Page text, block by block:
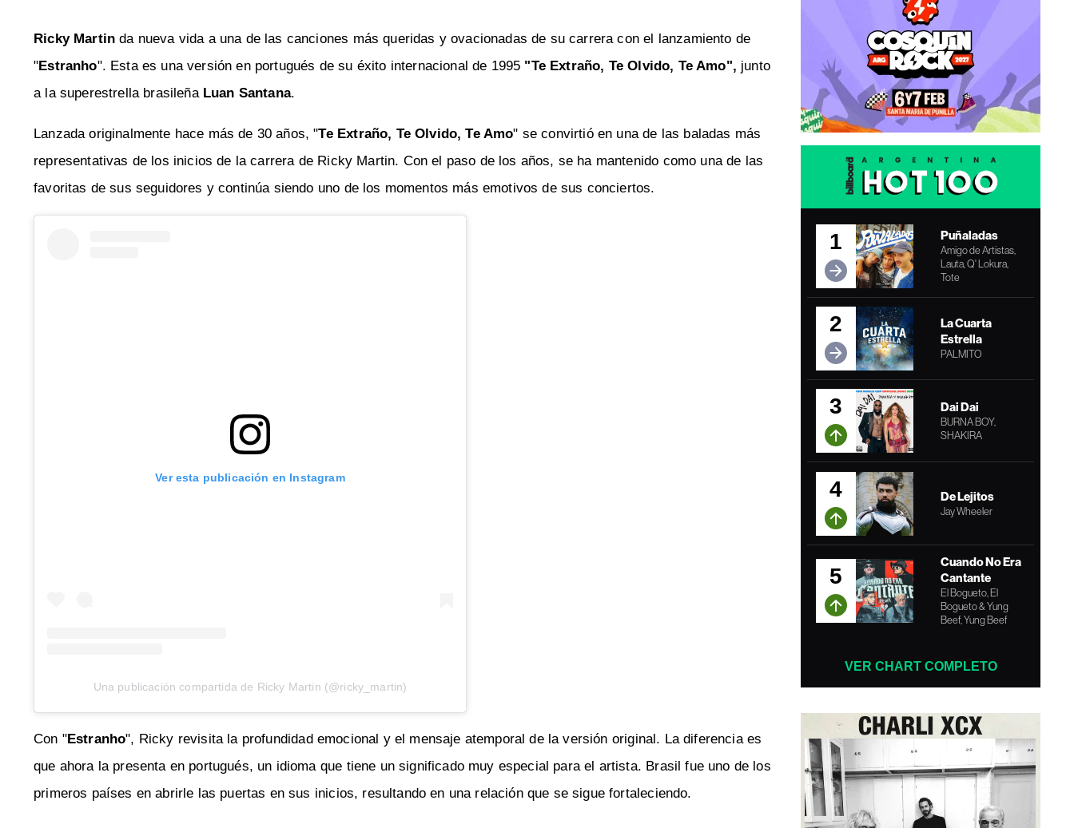
Ricky Martin da nueva vida a una de las canciones más queridas y ovacionadas de su carrera con el lanzamiento de
"Estranho". Esta es una versión en portugués de su éxito internacional de 1995 "Te Extraño, Te Olvido, Te Amo", junto
a la superestrella brasileña Luan Santana.
Lanzada originalmente hace más de 30 años, "Te Extraño, Te Olvido, Te Amo" se convirtió en una de las baladas más
representativas de los inicios de la carrera de Ricky Martin. Con el paso de los años, se ha mantenido como una de las
favoritas de sus seguidores y continúa siendo uno de los momentos más emotivos de sus conciertos.
Ver esta publicación en Instagram
Una publicación compartida de Ricky Martin (@ricky_martin)
Con "Estranho", Ricky revisita la profundidad emocional y el mensaje atemporal de la versión original. La diferencia es
que ahora la presenta en portugués, un idioma que tiene un significado muy especial para el artista. Brasil fue uno de los
primeros países en abrirle las puertas en sus inicios, resultando en una relación que se sigue fortaleciendo.
1 Puñaladas
Amigo de Artistas,
Lauta, Q' Lokura,
Tote
2
La Cuarta
Estrella
PALMITO
3 Dai Dai
BURNA BOY,
SHAKIRA
4 De Lejitos
Jay Wheeler
5
Cuando No Era
Cantante
El Bogueto, El
Bogueto & Yung
Beef, Yung Beef
VER CHART COMPLETO